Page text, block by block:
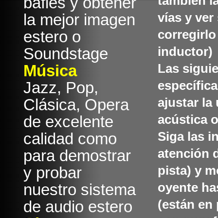
la mejor imagen
estero o
Soundstage
Música
Jazz, Pop,
Clásica, Opera
de excelente
calidad como
para demostrar
y probar
nuestro sistema
de audio estero
vías y
corregirlo
inductor)
Las
ajustar la
acústica
Siga las
atención
pista) y
oyente
(están en